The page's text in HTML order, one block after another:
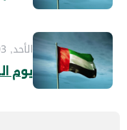
الأحد, 03 نوفمبر 2024
يوم